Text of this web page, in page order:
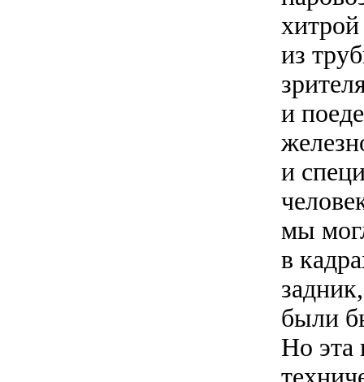
из
и
и
мы
в
были
Но эта